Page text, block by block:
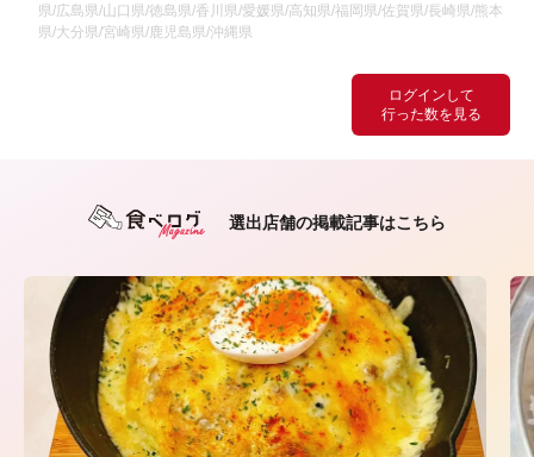
ログインして
行った数を見る
県/広島県/山口県/徳島県/香川県/愛媛県/高知県/福岡県/佐賀県/長崎県/熊本
県/大分県/宮崎県/鹿児島県/沖縄県
選出店舗の掲載記事はこちら